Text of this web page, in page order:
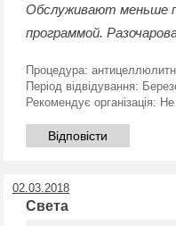
Обслуживают меньше
программой.
Процедура:
Період відвідування:
Рекомендує організація:
Відповісти
02.03.2018
Света